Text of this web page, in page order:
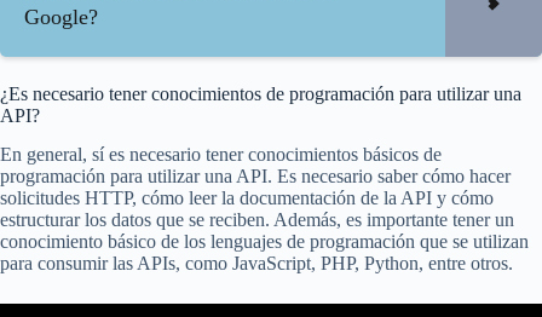
Google?
¿Es necesario tener conocimientos de programación para utilizar una
API?
En general, sí es necesario tener conocimientos básicos de
programación para utilizar una API. Es necesario saber cómo hacer
solicitudes HTTP, cómo leer la documentación de la API y cómo
estructurar los datos que se reciben. Además, es importante tener un
conocimiento básico de los lenguajes de programación que se utilizan
para consumir las APIs, como JavaScript, PHP, Python, entre otros.